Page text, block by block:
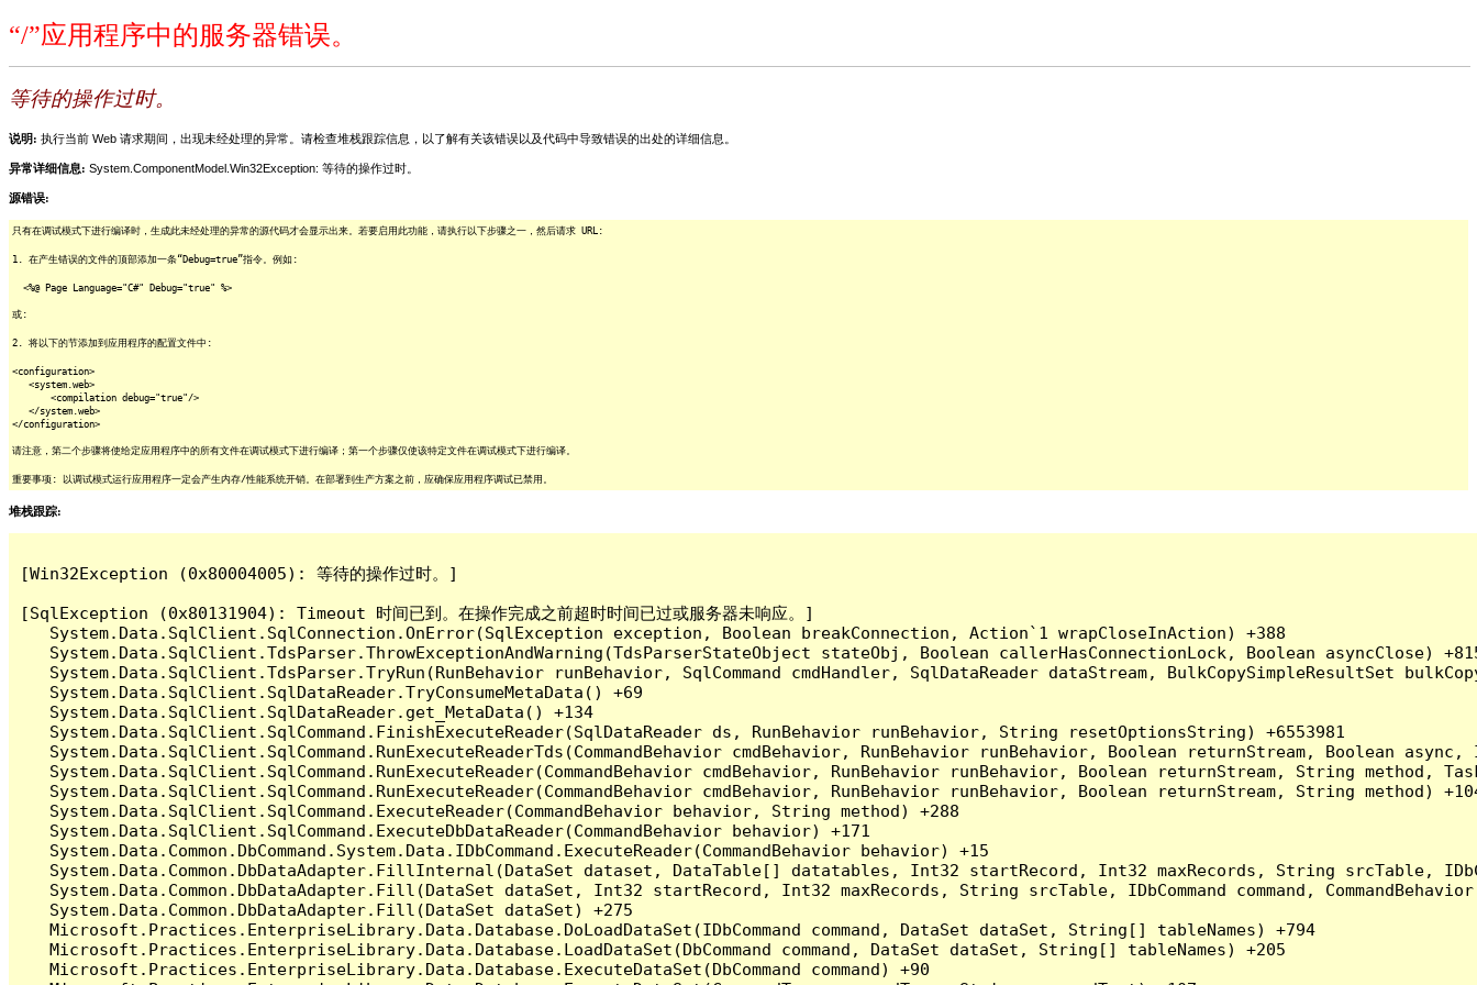
“/”应用程序中的服务器错误。
等待的操作过时。
说明: 执行当前 Web 请求期间，出现未经处理的异常。请检查堆栈跟踪信息，以了解有关该错误以及代码中导致错误的出处的详细信息。
异常详细信息: System.ComponentModel.Win32Exception: 等待的操作过时。
源错误:
只有在调试模式下进行编译时，生成此未经处理的异常的源代码才会显示出来。若要启用此功能，请执行以下步骤之一，然后请求 URL:
1. 在产生错误的文件的顶部添加一条“Debug=true”指令。例如:
<%@ Page Language="C#" Debug="true" %>
或:
2. 将以下的节添加到应用程序的配置文件中:
<configuration>
<system.web>
<compilation debug="true"/>
</system.web>
</configuration>
请注意，第二个步骤将使给定应用程序中的所有文件在调试模式下进行编译；第一个步骤仅使该特定文件在调试模式下进行编译。
重要事项: 以调试模式运行应用程序一定会产生内存/性能系统开销。在部署到生产方案之前，应确保应用程序调试已禁用。
堆栈跟踪:
[Win32Exception (0x80004005): 等待的操作过时。]
[SqlException (0x80131904): Timeout 时间已到。在操作完成之前超时时间已过或服务器未响应。]
   System.Data.SqlClient.SqlConnection.OnError(SqlException exception, Boolean breakConnection, Action`1 wrapCloseInAction) +388
System.Data.SqlClient.TdsParser.ThrowExceptionAndWarning(TdsParserStateObject stateObj, Boolean callerHasConnectionLock, Boolean asyncClose)
System.Data.SqlClient.TdsParser.TryRun(RunBehavior runBehavior, SqlCommand cmdHandler, SqlDataReader dataStream, BulkCopySimpleResultSet
   System.Data.SqlClient.SqlDataReader.TryConsumeMetaData() +69
   System.Data.SqlClient.SqlDataReader.get_MetaData() +134
   System.Data.SqlClient.SqlCommand.FinishExecuteReader(SqlDataReader ds, RunBehavior runBehavior, String resetOptionsString) +6553981
System.Data.SqlClient.SqlCommand.RunExecuteReaderTds(CommandBehavior cmdBehavior, RunBehavior runBehavior, Boolean returnStream, Boolean
System.Data.SqlClient.SqlCommand.RunExecuteReader(CommandBehavior cmdBehavior, RunBehavior runBehavior, Boolean returnStream, String method,
System.Data.SqlClient.SqlCommand.RunExecuteReader(CommandBehavior cmdBehavior, RunBehavior runBehavior, Boolean returnStream, String method)
   System.Data.SqlClient.SqlCommand.ExecuteReader(CommandBehavior behavior, String method) +288
   System.Data.SqlClient.SqlCommand.ExecuteDbDataReader(CommandBehavior behavior) +171
   System.Data.Common.DbCommand.System.Data.IDbCommand.ExecuteReader(CommandBehavior behavior) +15
System.Data.Common.DbDataAdapter.FillInternal(DataSet dataset, DataTable[] datatables, Int32 startRecord, Int32 maxRecords, String srcTable,
System.Data.Common.DbDataAdapter.Fill(DataSet dataSet, Int32 startRecord, Int32 maxRecords, String srcTable, IDbCommand command,
   System.Data.Common.DbDataAdapter.Fill(DataSet dataSet) +275
   Microsoft.Practices.EnterpriseLibrary.Data.Database.DoLoadDataSet(IDbCommand command, DataSet dataSet, String[] tableNames) +794
   Microsoft.Practices.EnterpriseLibrary.Data.Database.LoadDataSet(DbCommand command, DataSet dataSet, String[] tableNames) +205
   Microsoft.Practices.EnterpriseLibrary.Data.Database.ExecuteDataSet(DbCommand command) +90